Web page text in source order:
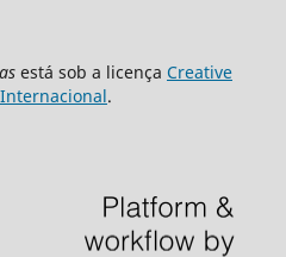
está sob a licença Creative
.